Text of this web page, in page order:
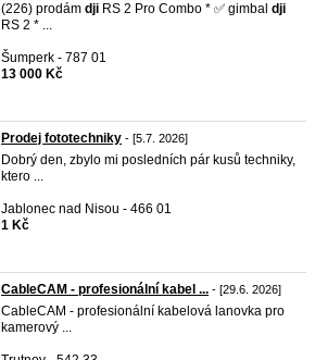
(226) prodám dji RS 2 Pro Combo * ✅ gimbal dji
RS 2 * ...
Šumperk - 787 01
13 000 Kč
Prodej fototechniky - [5.7. 2026]
Dobrý den, zbylo mi posledních pár kusů techniky,
ktero ...
Jablonec nad Nisou - 466 01
1 Kč
CableCAM - profesionální kabel ... - [29.6. 2026]
CableCAM - profesionální kabelová lanovka pro
kamerový ...